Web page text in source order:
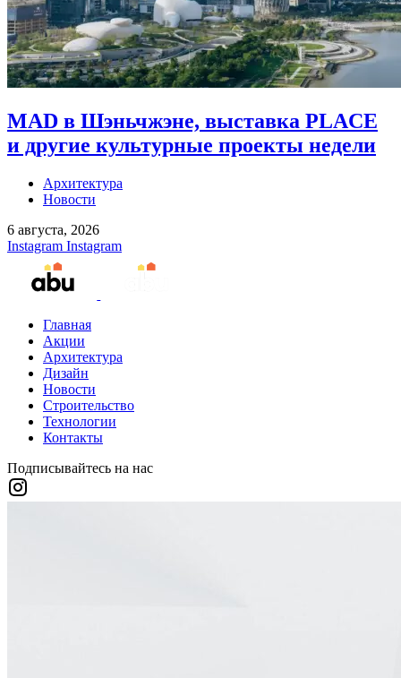
MAD в Шэньчжэне, выставка PLACE
и другие культурные проекты недели
Архитектура
Новости
6 августа, 2026
Instagram Instagram
Главная
Акции
Архитектура
Дизайн
Новости
Строительство
Технологии
Контакты
Подписывайтесь на нас